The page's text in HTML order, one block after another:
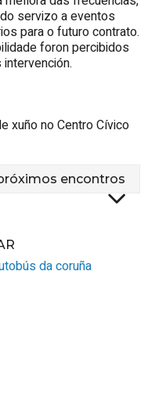
servizo a eventos
para o futuro contrato.
foron percibidos
xuño no Centro Cívico
encontros
da coruña